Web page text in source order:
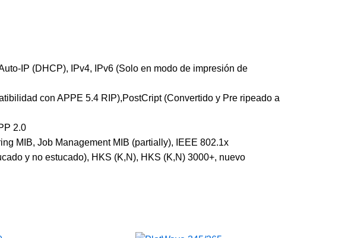
(DHCP), IPv4, IPv6 (Solo en modo de impresión de
con APPE 5.4 RIP),PostCript (Convertido y Pre ripeado a
2.0
MIB, Job Management MIB (partially), IEEE 802.1x
y no estucado), HKS (K,N), HKS (K,N) 3000+, nuevo